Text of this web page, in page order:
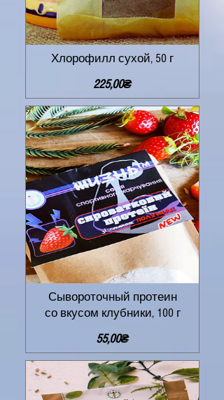
Хлорофилл сухой, 50 г
225,00₴Цена
Сывороточный протеин
со вкусом клубники, 100 г
55,00₴Цена